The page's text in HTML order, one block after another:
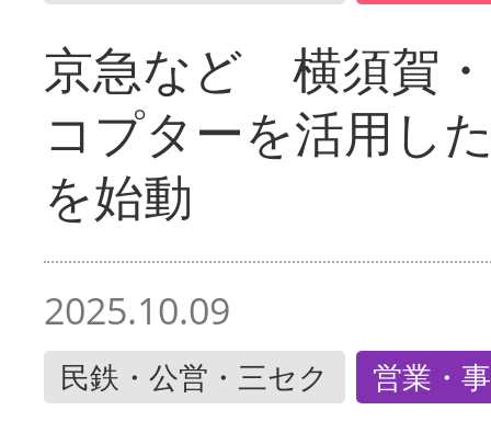
京急など 横須賀
コプターを活用し
を始動
2025.10.09
民鉄・公営・三セク 営業・